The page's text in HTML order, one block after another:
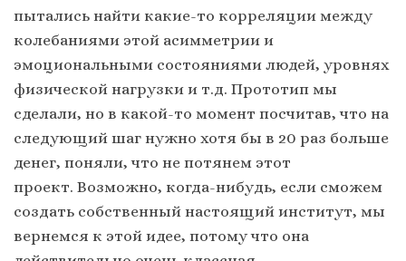
пытались найти какие-то корреляции между
колебаниями этой асимметрии и
эмоциональными состояниями людей, уровнях
физической нагрузки и т.д. Прототип мы
сделали, но в какой-то момент посчитав, что на
следующий шаг нужно хотя бы в 20 раз больше
денег, поняли, что не потянем этот
проект. Возможно, когда-нибудь, если сможем
создать собственный настоящий институт, мы
вернемся к этой идее, потому что она